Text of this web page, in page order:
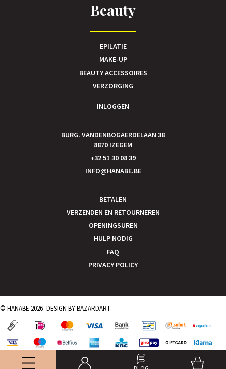
Beauty
EPILATIE
MAKE-UP
BEAUTY ACCESSOIRES
VERZORGING
INLOGGEN
BURG. VANDENBOGAERDELAAN 38
8870 IZEGEM
+32 51 30 08 39
INFO@HANABE.BE
BETALEN
VERZENDEN EN RETOURNEREN
OPENINGSUREN
HULP NODIG
FAQ
PRIVACY POLICY
© HANABE 2026- DESIGN BYBAZARDART